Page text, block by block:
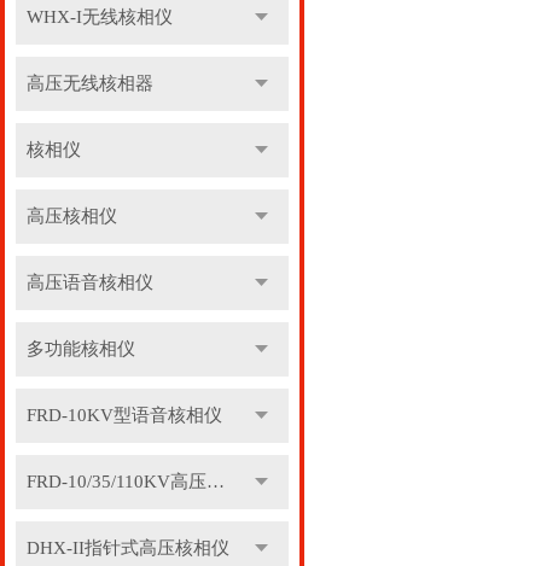
WHX-I无线核相仪
高压无线核相器
核相仪
高压核相仪
高压语音核相仪
多功能核相仪
FRD-10KV型语音核相仪
FRD-10/35/110KV高压语音核相器
DHX-II指针式高压核相仪